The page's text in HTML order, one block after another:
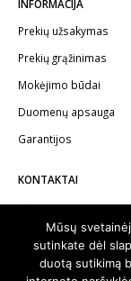
INFORMACIJA
Prekių užsakymas
Prekių grąžinimas
Mokėjimo būdai
Duomenų apsauga
Garantijos
KONTAKTAI
Telefonas:+370
El.paštas:
Mūsų
sutinkate dėl
duotą sutikimą